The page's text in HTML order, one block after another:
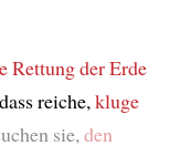
Rettung der Erde
reiche, kluge
sie, den